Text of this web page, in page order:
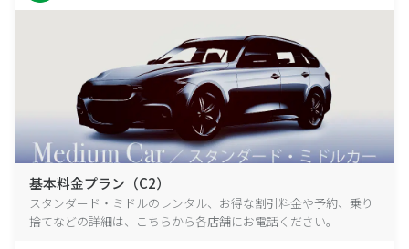
基本料金プラン（C2）
スタンダード・ミドルのレンタル、お得な割引料金や予約、乗り
捨てなどの詳細は、こちらから各店舗にお電話ください。